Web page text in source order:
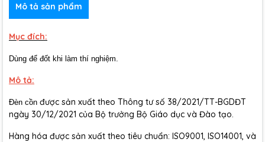
Mô tả sản phẩm
Mục đích:
Dùng để đốt khi làm thí nghiệm.
Mô tả:
Đèn cồn được sản xuất theo Thông tư số 38/2021/TT-BGDĐT
ngày 30/12/2021 của Bộ trưởng Bộ Giáo dục và Đào tạo.
Hàng hóa được sản xuất theo tiêu chuẩn: ISO9001, ISO14001, và